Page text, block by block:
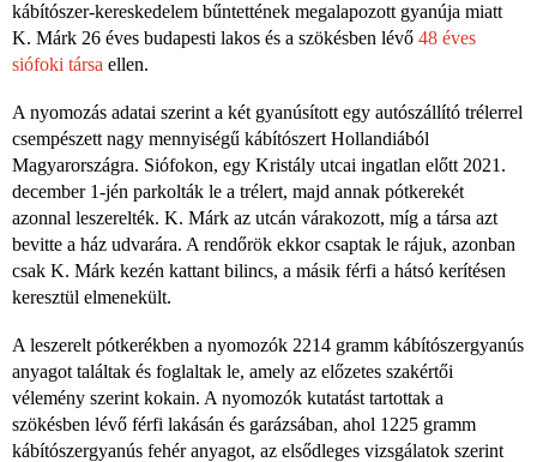
kábítószer-kereskedelem bűntettének megalapozott gyanúja miatt
K. Márk 26 éves budapesti lakos és a szökésben lévő 48 éves
siófoki társa ellen.
A nyomozás adatai szerint a két gyanúsított egy autószállító trélerrel
csempészett nagy mennyiségű kábítószert Hollandiából
Magyarországra. Siófokon, egy Kristály utcai ingatlan előtt 2021.
december 1-jén parkolták le a trélert, majd annak pótkerekét
azonnal leszerelték. K. Márk az utcán várakozott, míg a társa azt
bevitte a ház udvarára. A rendőrök ekkor csaptak le rájuk, azonban
csak K. Márk kezén kattant bilincs, a másik férfi a hátsó kerítésen
keresztül elmenekült.
A leszerelt pótkerékben a nyomozók 2214 gramm kábítószergyanús
anyagot találtak és foglaltak le, amely az előzetes szakértői
vélemény szerint kokain. A nyomozók kutatást tartottak a
szökésben lévő férfi lakásán és garázsában, ahol 1225 gramm
kábítószergyanús fehér anyagot, az elsődleges vizsgálatok szerint